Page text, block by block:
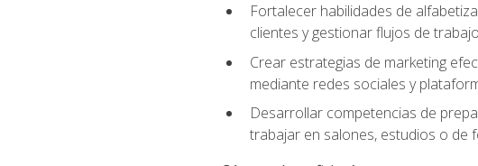
Fortalecer habilidades de
clientes y gestionar flujos de
Crear estrategias de marketing
mediante redes sociales y
Desarrollar competencias de
trabajar en salones, estudios o de